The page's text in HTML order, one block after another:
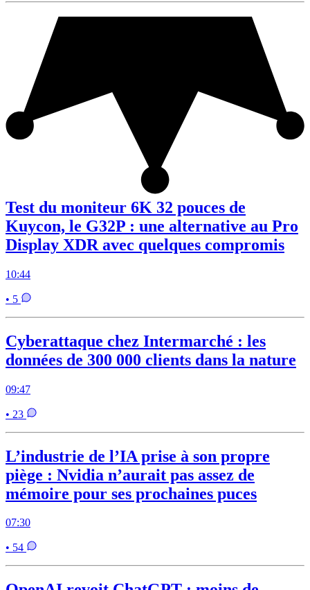
Test du moniteur 6K 32 pouces de
Kuycon, le G32P : une alternative au Pro
Display XDR avec quelques compromis
10:44
• 5
Cyberattaque chez Intermarché : les
données de 300 000 clients dans la nature
09:47
• 23
L’industrie de l’IA prise à son propre
piège : Nvidia n’aurait pas assez de
mémoire pour ses prochaines puces
07:30
• 54